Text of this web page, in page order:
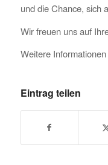
und die Chance, sich
Wir freuen uns auf
Weitere
Eintrag teilen